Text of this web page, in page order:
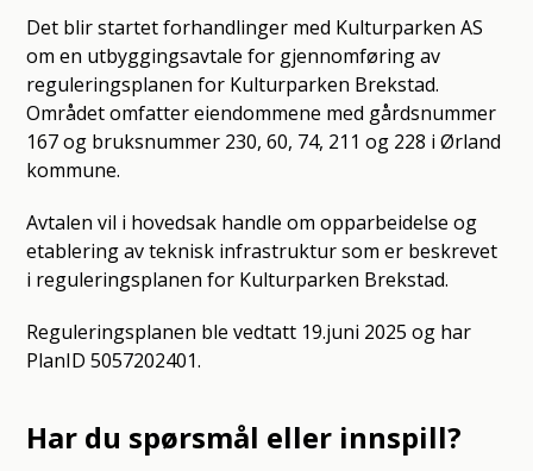
Det blir startet forhandlinger med Kulturparken AS
om en utbyggingsavtale for gjennomføring av
reguleringsplanen for Kulturparken Brekstad.
Området omfatter eiendommene med gårdsnummer
167 og bruksnummer 230, 60, 74, 211 og 228 i Ørland
kommune.
Avtalen vil i hovedsak handle om opparbeidelse og
etablering av teknisk infrastruktur som er beskrevet
i reguleringsplanen for Kulturparken Brekstad.
Reguleringsplanen ble vedtatt 19.juni 2025 og har
PlanID 5057202401.
Har du spørsmål eller innspill?